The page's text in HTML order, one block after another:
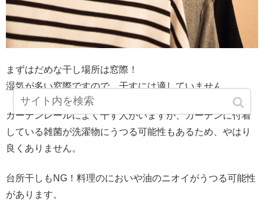
まずはだめな干し場所は窓際！
湿気が多い窓際ですので、干すには適していません。
カーテンレールによく干す人がいますが、カーテンに付着
している雑菌が洗濯物にうつる可能性もあるため、やはり
良くありません。
台所干しもNG！料理のにおいや油のニオイがうつる可能性
があります。